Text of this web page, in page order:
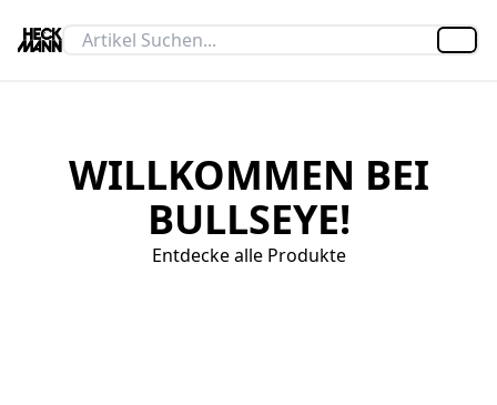
WILLKOMMEN BEI
BULLSEYE!
Entdecke alle Produkte